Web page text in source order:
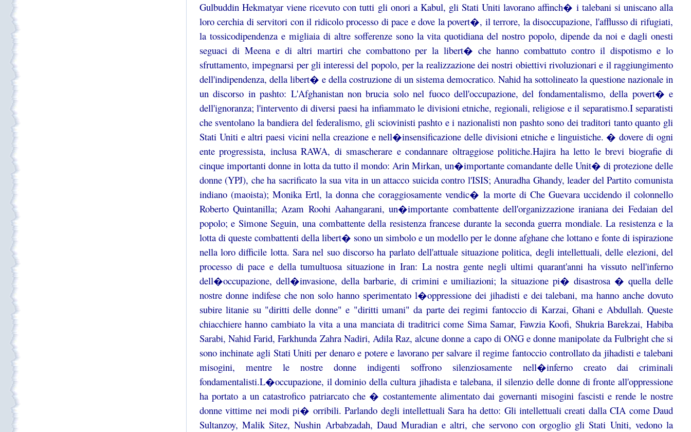
Gulbuddin Hekmatyar viene ricevuto con tutti gli onori a Kabul, gli Stati Uniti lavorano affinch� i talebani si uniscano alla
loro cerchia di servitori con il ridicolo processo di pace e dove la povert�, il terrore, la disoccupazione, l'afflusso di rifugiati,
la tossicodipendenza e migliaia di altre sofferenze sono la vita quotidiana del nostro popolo, dipende da noi e dagli onesti
seguaci di Meena e di altri martiri che combattono per la libert� che hanno combattuto contro il dispotismo e lo
sfruttamento, impegnarsi per gli interessi del popolo, per la realizzazione dei nostri obiettivi rivoluzionari e il raggiungimento
dell'indipendenza, della libert� e della costruzione di un sistema democratico. Nahid ha sottolineato la questione nazionale in
un discorso in pashto: L'Afghanistan non brucia solo nel fuoco dell'occupazione, del fondamentalismo, della povert� e
dell'ignoranza; l'intervento di diversi paesi ha infiammato le divisioni etniche, regionali, religiose e il separatismo.I separatisti
che sventolano la bandiera del federalismo, gli sciovinisti pashto e i nazionalisti non pashto sono dei traditori tanto quanto gli
Stati Uniti e altri paesi vicini nella creazione e nell�insensificazione delle divisioni etniche e linguistiche. � dovere di ogni
ente progressista, inclusa RAWA, di smascherare e condannare oltraggiose politiche.Hajira ha letto le brevi biografie di
cinque importanti donne in lotta da tutto il mondo: Arin Mirkan, un�importante comandante delle Unit� di protezione delle
donne (YPJ), che ha sacrificato la sua vita in un attacco suicida contro l'ISIS; Anuradha Ghandy, leader del Partito comunista
indiano (maoista); Monika Ertl, la donna che coraggiosamente vendic� la morte di Che Guevara uccidendo il colonnello
Roberto Quintanilla; Azam Roohi Aahangarani, un�importante combattente dell'organizzazione iraniana dei Fedaian del
popolo; e Simone Seguin, una combattente della resistenza francese durante la seconda guerra mondiale. La resistenza e la
lotta di queste combattenti della libert� sono un simbolo e un modello per le donne afghane che lottano e fonte di ispirazione
nella loro difficile lotta. Sara nel suo discorso ha parlato dell'attuale situazione politica, degli intellettuali, delle elezioni, del
processo di pace e della tumultuosa situazione in Iran: La nostra gente negli ultimi quarant'anni ha vissuto nell'inferno
dell�occupazione, dell�invasione, della barbarie, di crimini e umiliazioni; la situazione pi� disastrosa � quella delle
nostre donne indifese che non solo hanno sperimentato l�oppressione dei jihadisti e dei talebani, ma hanno anche dovuto
subire litanie su "diritti delle donne" e "diritti umani" da parte dei regimi fantoccio di Karzai, Ghani e Abdullah. Queste
chiacchiere hanno cambiato la vita a una manciata di traditrici come Sima Samar, Fawzia Koofi, Shukria Barekzai, Habiba
Sarabi, Nahid Farid, Farkhunda Zahra Nadiri, Adila Raz, alcune donne a capo di ONG e donne manipolate da Fulbright che si
sono inchinate agli Stati Uniti per denaro e potere e lavorano per salvare il regime fantoccio controllato da jihadisti e talebani
misogini, mentre le nostre donne indigenti soffrono silenziosamente nell�inferno creato dai criminali
fondamentalisti.L�occupazione, il dominio della cultura jihadista e talebana, il silenzio delle donne di fronte all'oppressione
ha portato a un catastrofico patriarcato che � costantemente alimentato dai governanti misogini fascisti e rende le nostre
donne vittime nei modi pi� orribili. Parlando degli intellettuali Sara ha detto: Gli intellettuali creati dalla CIA come Daud
Sultanzoy, Malik Sitez, Nushin Arbabzadah, Daud Muradian e altri, che servono con orgoglio gli Stati Uniti, vedono la